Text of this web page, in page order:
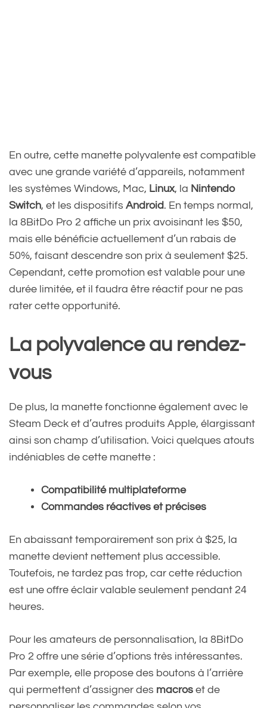
En outre, cette manette polyvalente est compatible
avec une grande variété d’appareils, notamment
les systèmes Windows, Mac, Linux, la Nintendo
Switch, et les dispositifs Android. En temps normal,
la 8BitDo Pro 2 affiche un prix avoisinant les $50,
mais elle bénéficie actuellement d’un rabais de
50%, faisant descendre son prix à seulement $25.
Cependant, cette promotion est valable pour une
durée limitée, et il faudra être réactif pour ne pas
rater cette opportunité.
La polyvalence au rendez-
vous
De plus, la manette fonctionne également avec le
Steam Deck et d’autres produits Apple, élargissant
ainsi son champ d’utilisation. Voici quelques atouts
indéniables de cette manette :
Compatibilité multiplateforme
Commandes réactives et précises
En abaissant temporairement son prix à $25, la
manette devient nettement plus accessible.
Toutefois, ne tardez pas trop, car cette réduction
est une offre éclair valable seulement pendant 24
heures.
Pour les amateurs de personnalisation, la 8BitDo
Pro 2 offre une série d’options très intéressantes.
Par exemple, elle propose des boutons à l’arrière
qui permettent d’assigner des macros et de